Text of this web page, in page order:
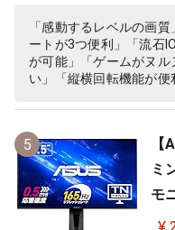
「感動するレベルの画
ートが3つ便利」「流石
が可能」「ゲームがヌ
い」「縦横回転機能が便
5
ミ
モ